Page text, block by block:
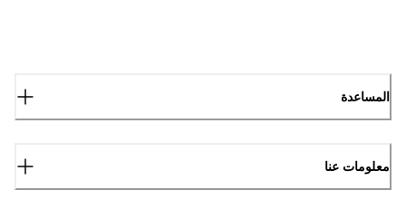
المساعدة
معلومات عنا